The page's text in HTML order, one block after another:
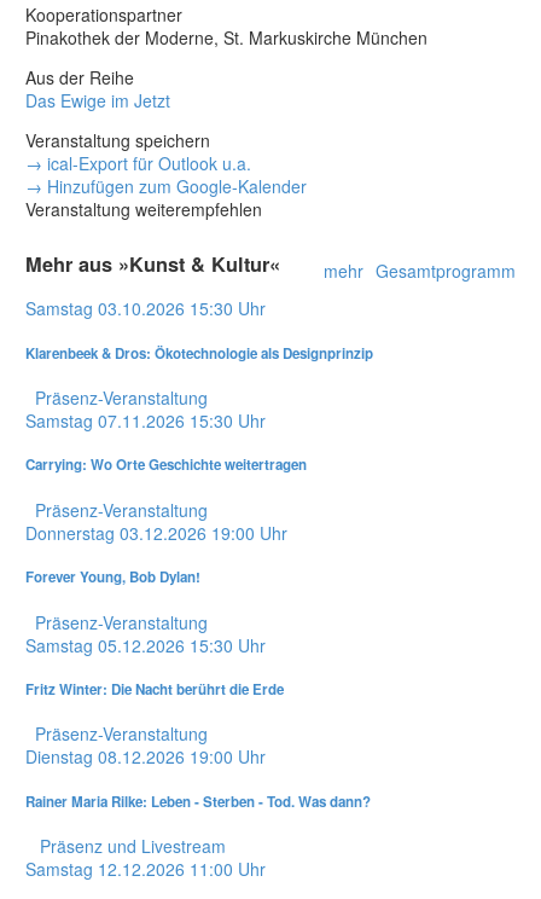
Kooperationspartner
Pinakothek der Moderne, St. Markuskirche München
Aus der Reihe
Das Ewige im Jetzt
Veranstaltung speichern
→ ical-Export für Outlook u.a.
→ Hinzufügen zum Google-Kalender
Veranstaltung weiterempfehlen
Gesamtprogramm
mehr
Mehr aus »Kunst & Kultur«
Samstag 03.10.2026 15:30 Uhr
Klarenbeek & Dros: Ökotechnologie als Designprinzip
Präsenz-Veranstaltung
Samstag 07.11.2026 15:30 Uhr
Carrying: Wo Orte Geschichte weitertragen
Präsenz-Veranstaltung
Donnerstag 03.12.2026 19:00 Uhr
Forever Young, Bob Dylan!
Präsenz-Veranstaltung
Samstag 05.12.2026 15:30 Uhr
Fritz Winter: Die Nacht berührt die Erde
Präsenz-Veranstaltung
Dienstag 08.12.2026 19:00 Uhr
Rainer Maria Rilke: Leben - Sterben - Tod. Was dann?
Präsenz und Livestream
Samstag 12.12.2026 11:00 Uhr